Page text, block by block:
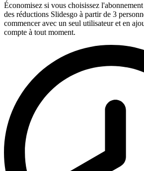
Économisez si vous choisissez
des réductions Slidesgo à partir de 3
commencer avec un seul utilisateur et en
compte à tout moment.